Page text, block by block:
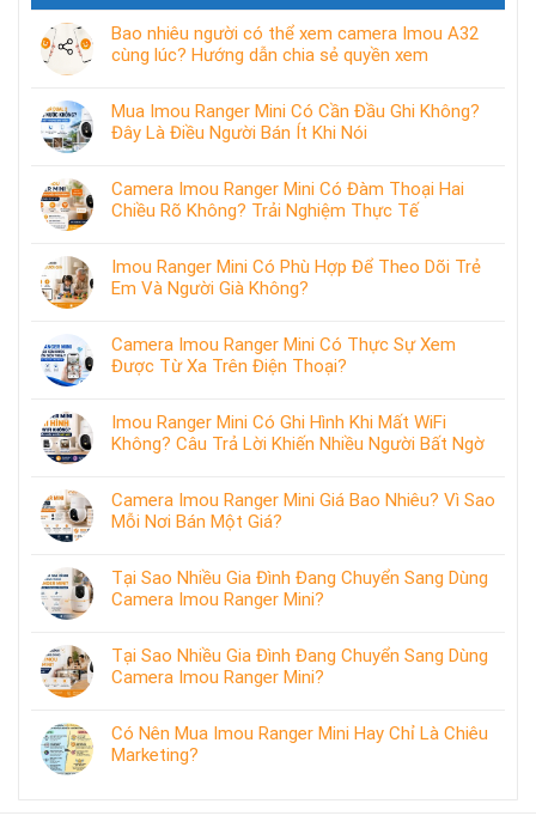
Bao nhiêu người có thể xem camera Imou A32
cùng lúc? Hướng dẫn chia sẻ quyền xem
Mua Imou Ranger Mini Có Cần Đầu Ghi Không?
Đây Là Điều Người Bán Ít Khi Nói
Camera Imou Ranger Mini Có Đàm Thoại Hai
Chiều Rõ Không? Trải Nghiệm Thực Tế
Imou Ranger Mini Có Phù Hợp Để Theo Dõi Trẻ
Em Và Người Già Không?
Camera Imou Ranger Mini Có Thực Sự Xem
Được Từ Xa Trên Điện Thoại?
Imou Ranger Mini Có Ghi Hình Khi Mất WiFi
Không? Câu Trả Lời Khiến Nhiều Người Bất Ngờ
Camera Imou Ranger Mini Giá Bao Nhiêu? Vì Sao
Mỗi Nơi Bán Một Giá?
Tại Sao Nhiều Gia Đình Đang Chuyển Sang Dùng
Camera Imou Ranger Mini?
Tại Sao Nhiều Gia Đình Đang Chuyển Sang Dùng
Camera Imou Ranger Mini?
Có Nên Mua Imou Ranger Mini Hay Chỉ Là Chiêu
Marketing?